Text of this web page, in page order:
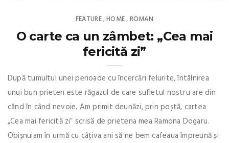
FEATURE,HOME, ROMAN
O carte ca un zâmbet: „Cea mai
fericită zi”
După tumultul unei perioade cu încercări felurite, întâlnirea
unui bun prieten este răgazul de care sufletul nostru are din
când în când nevoie. Am primit deunăzi, prin poștă, cartea
„Cea mai fericită zi” scrisă de prietena mea Ramona Dogaru.
Obișnuiam în urmă cu câțiva ani să ne bem cafeaua împreună și